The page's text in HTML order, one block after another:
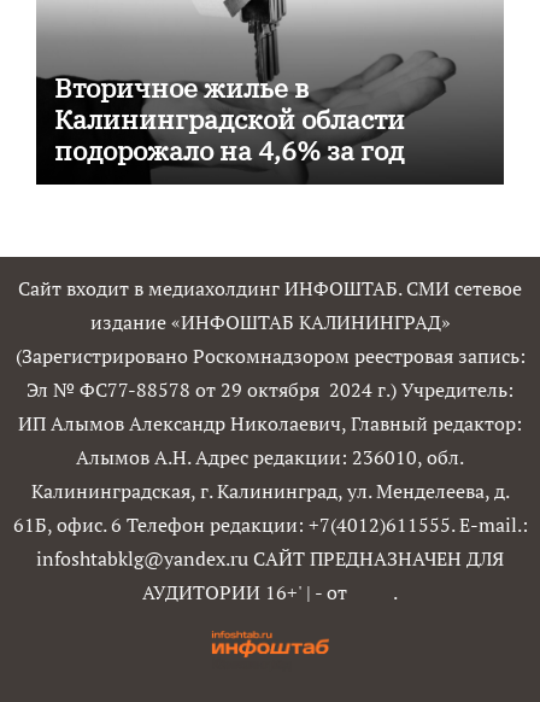
Вторичное жилье в
Калининградской области
подорожало на 4,6% за год
Сайт входит в медиахолдинг ИНФОШТАБ. СМИ сетевое
издание «ИНФОШТАБ КАЛИНИНГРАД»
(Зарегистрировано Роскомнадзором реестровая запись:
Эл № ФС77-88578 от 29 октября 2024 г.) Учредитель:
ИП Алымов Александр Николаевич, Главный редактор:
Алымов А.Н. Адрес редакции: 236010, обл.
Калининградская, г. Калининград, ул. Менделеева, д.
61Б, офис. 6 Телефон редакции: +7(4012)611555. E-mail.:
infoshtabklg@yandex.ru САЙТ ПРЕДНАЗНАЧЕН ДЛЯ
АУДИТОРИИ 16+' | - от .